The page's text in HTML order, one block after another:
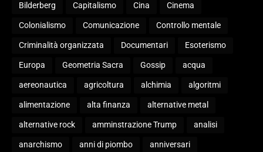
Bilderberg Capitalismo Cina Cinema
Colonialismo Comunicazione Controllo mentale
Criminalità organizzata Documentari Esoterismo
Europa Geometria Sacra Gossip acqua
aereonautica agricoltura alchimia algoritmi
alimentazione alta finanza alternative metal
alternative rock amminstrazione Trump analisi
anarchismo anni di piombo anniversari